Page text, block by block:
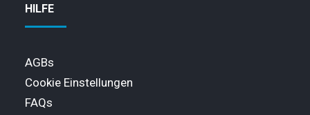
HILFE
AGBs
Cookie Einstellungen
FAQs